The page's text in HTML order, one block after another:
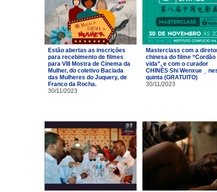
Estão abertas as inscrições
para recebimento de filmes
para VIII Mostra de Cinema da
Mulher, do coletivo Baciada
das Mulheres do Juquery, de
Franco da Rocha.
30/11/2023
Masterclass com a
chinesa do filme “Cordão
vida”, e com o curador
CHINÊS Shi Wenxue _
quinta (GRATUITO)
30/11/2023